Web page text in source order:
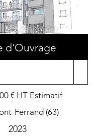
d'Ouvrage
€ HT Estimatif
Ferrand (63)
2023